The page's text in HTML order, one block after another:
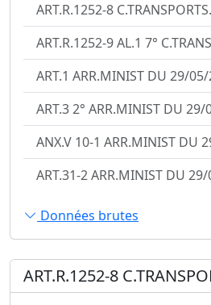
ART.R.1252-8 C.TRANSPORTS.
ART.R.1252-9 AL.1 7°
ART.1 ARR.MINIST DU 29/
ART.3 2° ARR.MINIST DU
ANX.V 10-1 ARR.MINIST DU
ART.31-2 ARR.MINIST DU
Données brutes
ART.R.1252-8